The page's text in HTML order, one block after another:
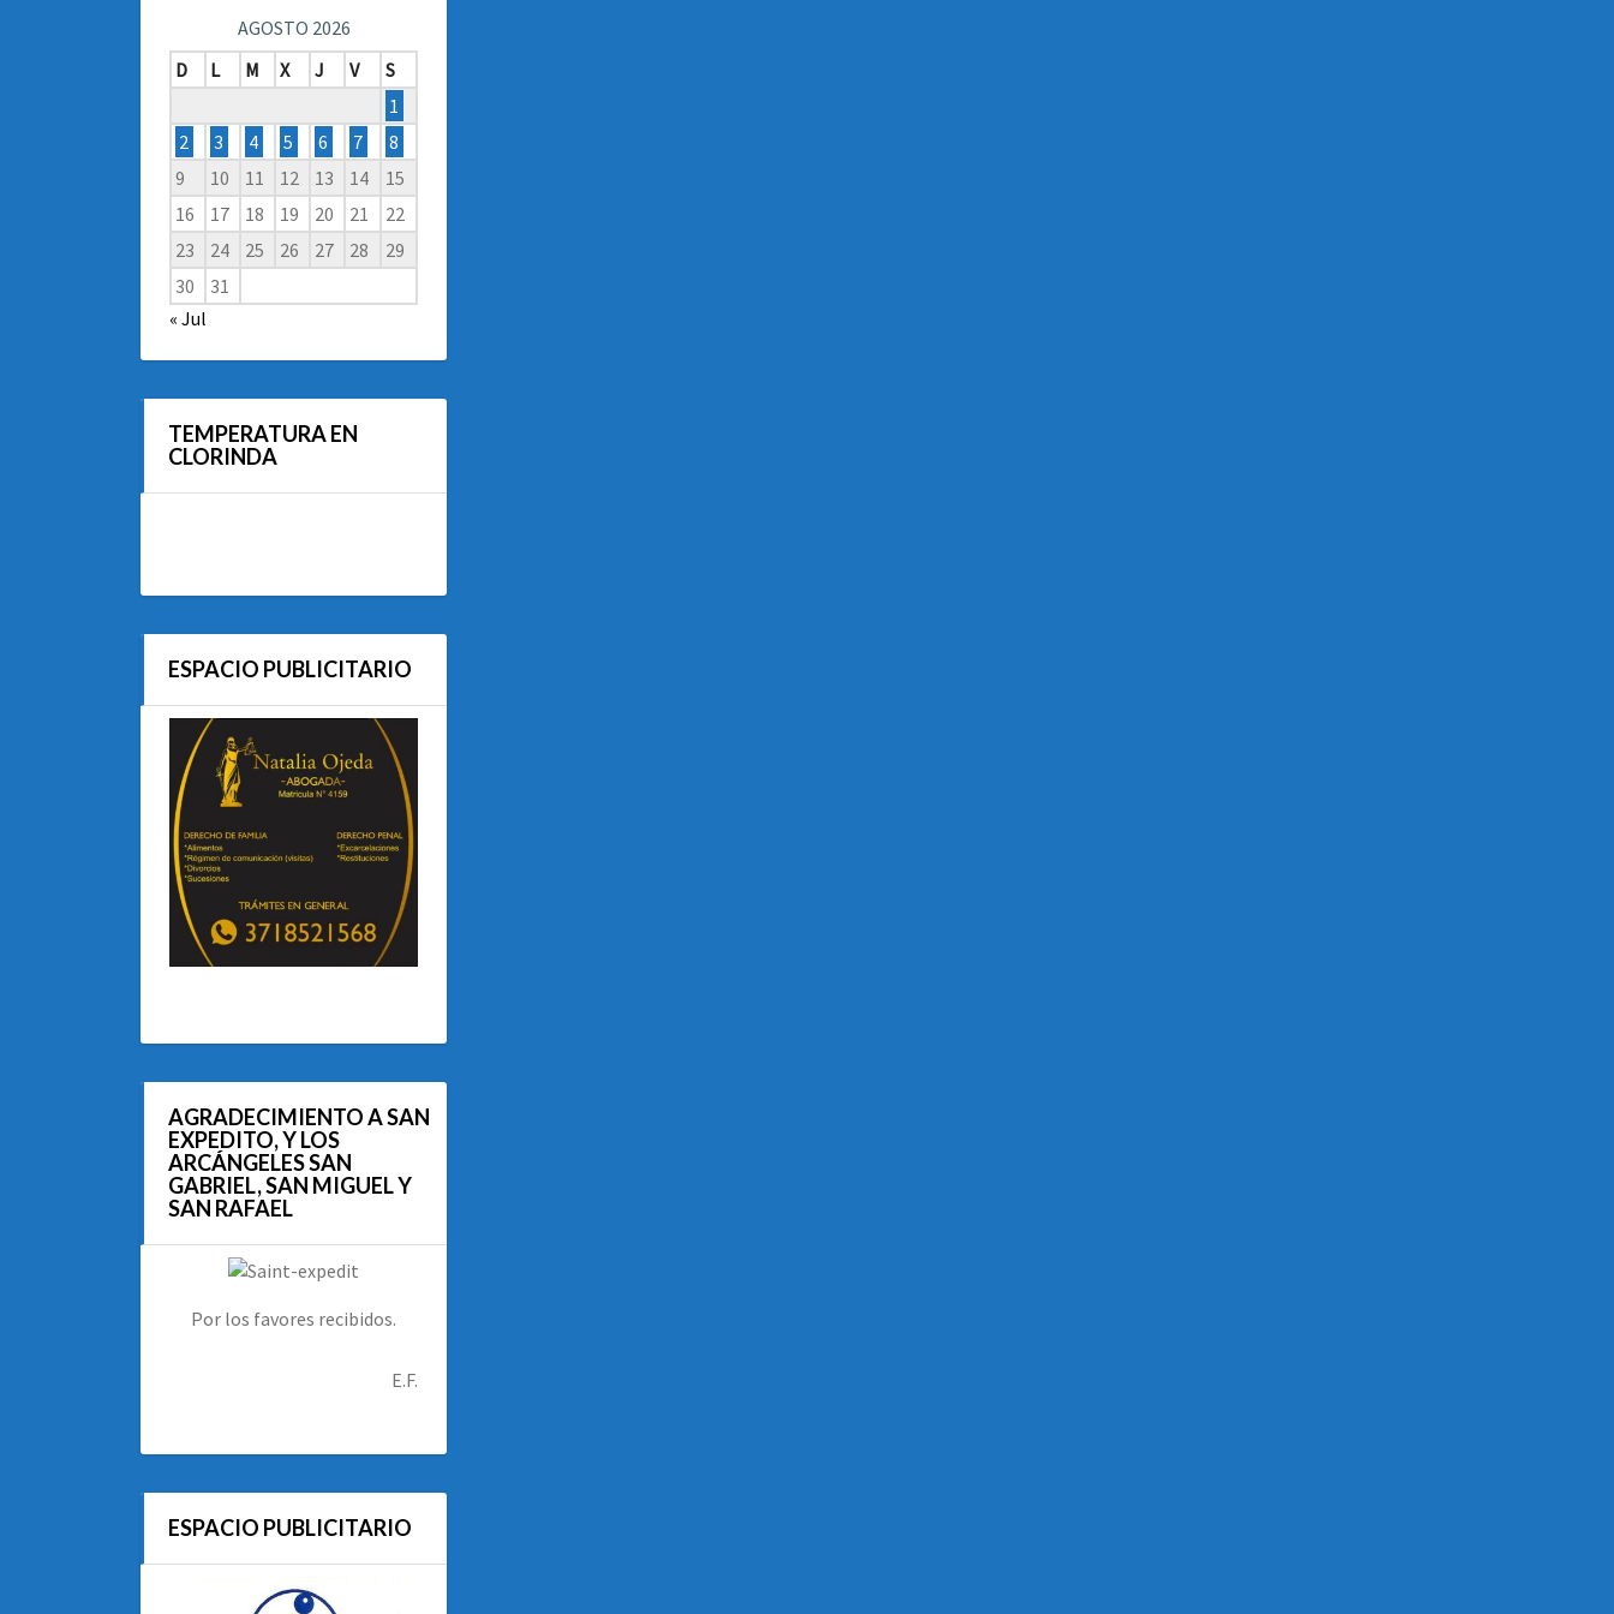
AGOSTO 2026
D
L M X J V
S
1
2
3 4 5 6 7
8
9
10 11 12 13 14
15
16
17 18 19 20 21
22
23
24 25 26 27 28
29
30
31
« Jul
TEMPERATURA EN
CLORINDA
ESPACIO PUBLICITARIO
AGRADECIMIENTO A SAN
EXPEDITO, Y LOS
ARCÁNGELES SAN
GABRIEL, SAN MIGUEL Y
SAN RAFAEL
Por los favores recibidos.
E.F.
ESPACIO PUBLICITARIO